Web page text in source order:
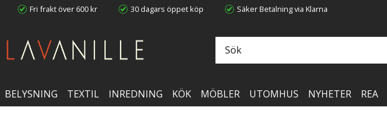
Fri frakt över 600 kr 30 dagars öppet köp Säker Betalning via Klarna
BELYSNING TEXTIL INREDNING KÖK MÖBLER UTOMHUS NYHETER REA